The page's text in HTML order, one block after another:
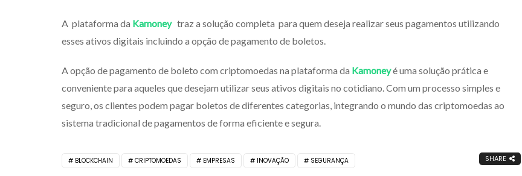
A plataforma da Kamoneytraz a solução completa para quem deseja realizar seus pagamentos utilizando
esses ativos digitais incluindo a opção de pagamento de boletos.
A opção de pagamento de boleto com criptomoedas na plataforma da Kamoneyé uma solução prática e
conveniente para aqueles que desejam utilizar seus ativos digitais no cotidiano. Com um processo simples e
seguro, os clientes podem pagar boletos de diferentes categorias, integrando o mundo das criptomoedas ao
sistema tradicional de pagamentos de forma eficiente e segura.
BLOCKCHAIN CRIPTOMOEDAS EMPRESAS INOVAÇÃO SEGURANÇA SHARE